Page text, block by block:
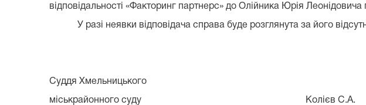
відповідальності «Факторинг партнерс» до
У разі неявки відповідача справа буде розглянута за його
Суддя Хмельницького
міськрайонного суду Колієв С.А.